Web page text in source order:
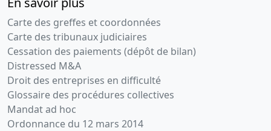
Carte des greffes et coordonnées
Carte des tribunaux judiciaires
Cessation des paiements (dépôt de bilan)
Distressed M&A
Droit des entreprises en difficulté
Glossaire des procédures collectives
Mandat ad hoc
Ordonnance du 12 mars 2014